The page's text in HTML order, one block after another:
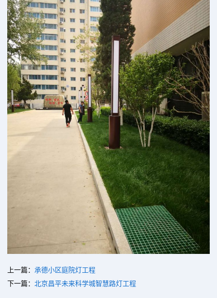
上一篇： 承德小区庭院灯工程
下一篇： 北京昌平未来科学城智慧路灯工程